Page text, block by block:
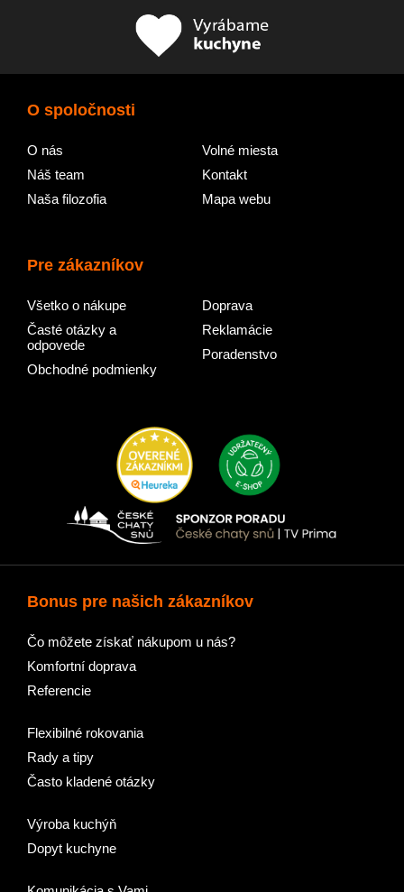
O spoločnosti
O nás
Náš team
Naša filozofia
Volné miesta
Kontakt
Mapa webu
Pre zákazníkov
Všetko o nákupe
Časté otázky a
odpovede
Obchodné podmienky
Doprava
Reklamácie
Poradenstvo
Bonus pre našich zákazníkov
Čo môžete získať nákupom u nás?
Komfortní doprava
Referencie
Flexibilné rokovania
Rady a tipy
Často kladené otázky
Výroba kuchýň
Dopyt kuchyne